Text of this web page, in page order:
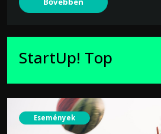
StartUp! Top
Események